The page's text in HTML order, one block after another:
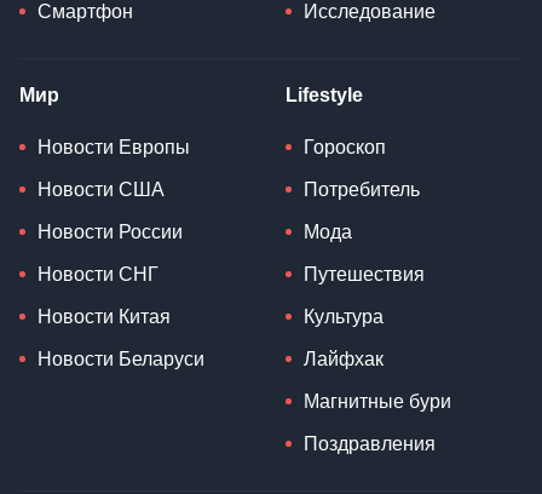
Смартфон Исследование
Мир
Новости Европы
Новости США
Новости России
Новости СНГ
Новости Китая
Новости Беларуси
Lifestyle
Гороскоп
Потребитель
Мода
Путешествия
Культура
Лайфхак
Магнитные бури
Поздравления